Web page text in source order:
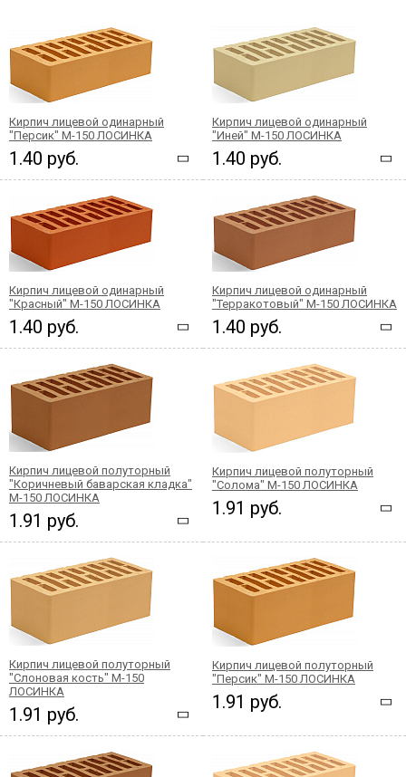
Кирпич лицевой одинарный
"Персик" М-150 ЛОСИНКА
1.40 руб.
Кирпич лицевой одинарный
"Иней" М-150 ЛОСИНКА
1.40 руб.
Кирпич лицевой одинарный
"Красный" М-150 ЛОСИНКА
1.40 руб.
Кирпич лицевой одинарный
"Терракотовый" М-150 ЛОСИНКА
1.40 руб.
Кирпич лицевой полуторный
"Коричневый баварская кладка"
М-150 ЛОСИНКА
1.91 руб.
Кирпич лицевой полуторный
"Солома" М-150 ЛОСИНКА
1.91 руб.
Кирпич лицевой полуторный
"Слоновая кость" М-150
ЛОСИНКА
1.91 руб.
Кирпич лицевой полуторный
"Персик" М-150 ЛОСИНКА
1.91 руб.